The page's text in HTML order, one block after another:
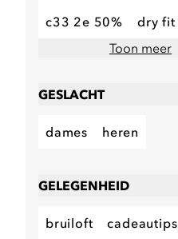
c33 2e 50%
dry fit
Toon meer
GESLACHT
dames heren
GELEGENHEID
bruiloft cadeautips